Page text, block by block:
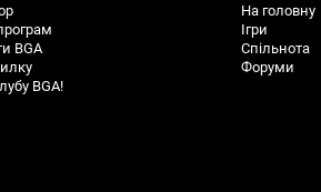
BGA
BGA!
На головну
Ігри
Спільнота
Форуми